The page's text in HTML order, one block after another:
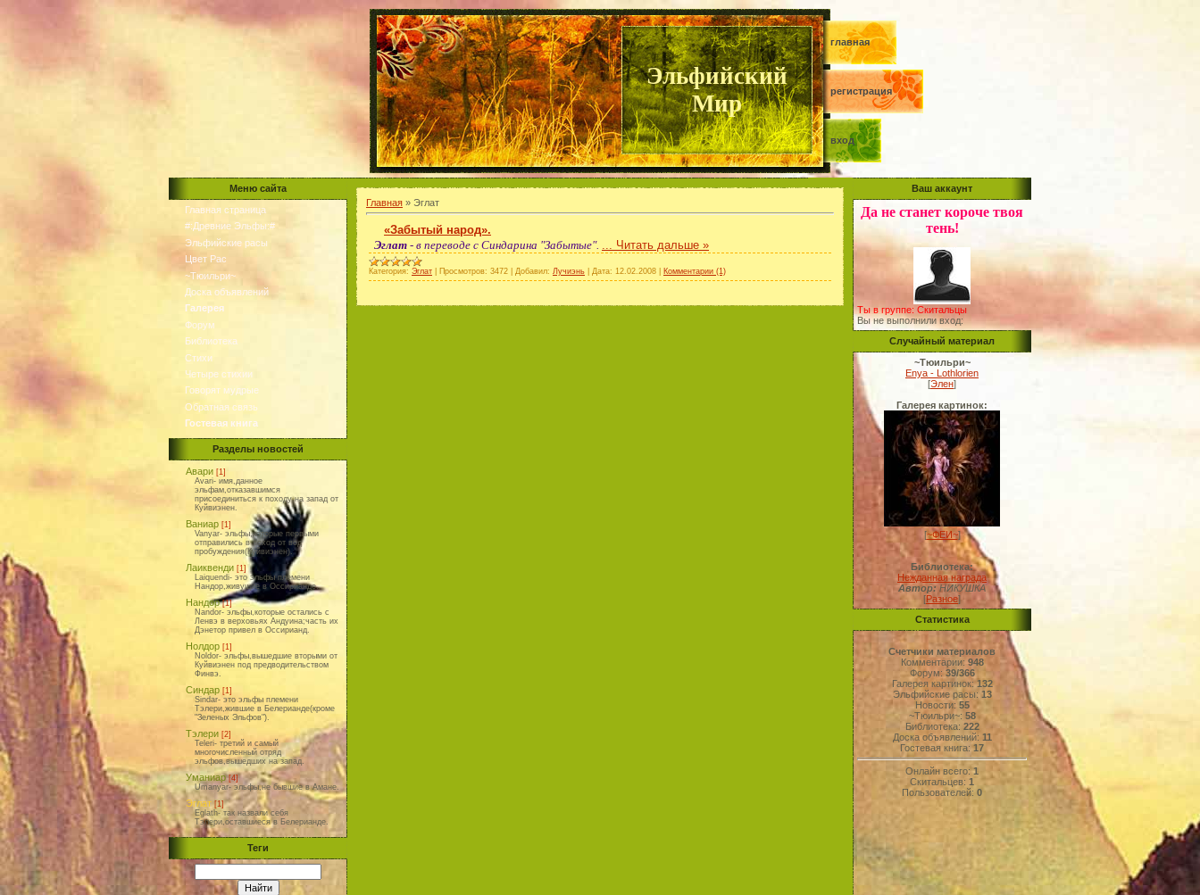
главная
регистрация
вход
Эльфийский
Мир
Меню сайта
Главная страница
#:Древние Эльфы:#
Эльфийские расы
Цвет Рас
~Тюильри~
Доска объявлений
Галерея
Форум
Библиотека
Стихи
Четыре стихии
Говорят мудрые
Обратная связь
Гостевая книга
Разделы новостей
Авари [1]
Avari- имя,данное
эльфам,отказавшимся
присоединиться к походу на запад от
Куйвиэнен.
Ваниар [1]
Vanyar- эльфы,которые первыми
отправились в поход от вод
пробуждения(Куйвиэнен).
Лаиквенди [1]
Laiquendi- это эльфы племени
Нандор,живущие в Оссирианде.
Нандор [1]
Nandor- эльфы,которые остались с
Ленвэ в верховьях Андуина;часть их
Дэнетор привел в Оссирианд.
Нолдор [1]
Noldor- эльфы,вышедшие вторыми от
Куйвиэнен под предводительством
Финвэ.
Синдар [1]
Sindar- это эльфы племени
Тэлери,жившие в Белерианде(кроме
"Зеленых Эльфов").
Тэлери [2]
Teleri- третий и самый
многочисленный отряд
эльфов,вышедших на запад.
Уманиар [4]
Umanyar- эльфы,не бывшие в Амане.
Эглат [1]
Eglath- так назвали себя
Тэлери,оставшиеся в Белерианде.
Теги
Главная » Эглат
«Забытый народ».
Эглат - в переводе с Синдарина "Забытые". Читать дальше »
Категория: Эглат Просмотров: 3472 Добавил: Лучиэнь Дата: 12.02.2008 Комментарии (1)
Ваш аккаунт
Да не станет короче твоя
тень!
Ты в группе: Скитальцы
Вы не выполнили вход:
Случайный материал
~Тюильри~
Enya - Lothlorien
[Элен]
Галерея картинок:
[~ФЕИ~]
Библиотека:
Нежданная награда
Автор: НИКУШКА
[Разное]
Статистика
Счетчики материалов
Комментарии: 948
Форум: 39/366
Галерея картинок:132
Эльфийские расы: 13
Новости: 55
~Тюильри~: 58
Библиотека: 222
Доска объявлений: 11
Гостевая книга: 17
Онлайн всего:1
Скитальцев: 1
Пользователей: 0